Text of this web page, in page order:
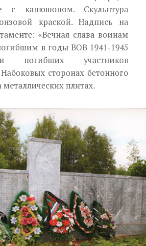
с капюшоном. Скульптура
краской. Надпись на
«Вечная слава воинам
в годы ВОВ 1941-1945
погибших участников
сторонах бетонного
металли­ческих плитах.